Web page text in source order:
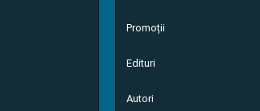
Promoții
Edituri
Autori